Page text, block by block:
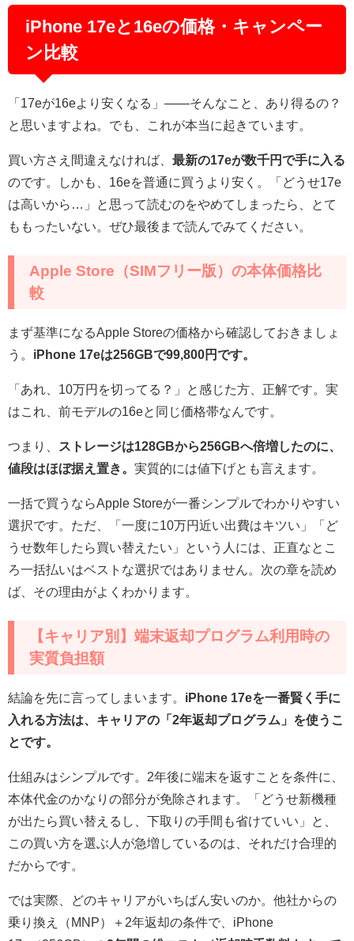
iPhone 17eと16eの価格・キャンペー
ン比較
「17eが16eより安くなる」——そんなこと、あり得るの？
と思いますよね。でも、これが本当に起きています。
買い方さえ間違えなければ、 最新の17eが数千円で手に入る
のです。しかも、16eを普通に買うより安く。「どうせ17e
は高いから…」と思って読むのをやめてしまったら、とて
ももったいない。ぜひ最後まで読んでみてください。
Apple Store（SIMフリー版）の本体価格比
較
まず基準になるApple Storeの価格から確認しておきましょ
う。 iPhone 17eは256GBで99,800円です。
「あれ、10万円を切ってる？」と感じた方、正解です。実
はこれ、前モデルの16eと同じ価格帯なんです。
つまり、
ストレージは128GBから256GBへ倍増したのに、
値段はほぼ据え置き。 実質的には値下げとも言えます。
一括で買うならApple Storeが一番シンプルでわかりやすい
選択です。ただ、「一度に10万円近い出費はキツい」「ど
うせ数年したら買い替えたい」という人には、正直なとこ
ろ一括払いはベストな選択ではありません。次の章を読め
ば、その理由がよくわかります。
【キャリア別】端末返却プログラム利用時の
実質負担額
結論を先に言ってしまいます。 iPhone 17eを一番賢く手に
入れる方法は、キャリアの「2年返却プログラム」を使うこ
とです。
仕組みはシンプルです。2年後に端末を返すことを条件に、
本体代金のかなりの部分が免除されます。「どうせ新機種
が出たら買い替えるし、下取りの手間も省けていい」と、
この買い方を選ぶ人が急増しているのは、それだけ合理的
だからです。
では実際、どのキャリアがいちばん安いのか。他社からの
乗り換え（MNP）＋2年返却の条件で、iPhone